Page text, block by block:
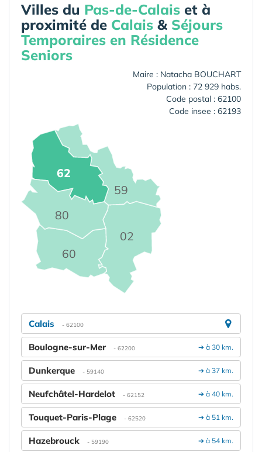
Villes du Pas-de-Calais et à
proximité de Calais & Séjours
Temporaires en Résidence
Seniors
Maire : Natacha BOUCHART
Population : 72 929 habs.
Code postal : 62100
Code insee : 62193
02
59
60
62
80
Calais - 62100
➔ à 30 km.
Boulogne-sur-Mer - 62200
➔ à 37 km.
Dunkerque - 59140
➔ à 40 km.
Neufchâtel-Hardelot - 62152
➔ à 51 km.
Touquet-Paris-Plage - 62520
➔ à 54 km.
Hazebrouck - 59190